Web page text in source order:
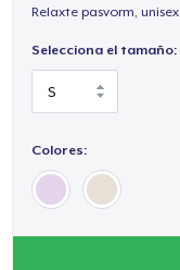
Relaxte pasvorm, unisex
Selecciona el tamaño:
Colores: